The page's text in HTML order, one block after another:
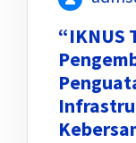
“IKNUS